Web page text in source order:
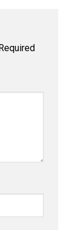
Required